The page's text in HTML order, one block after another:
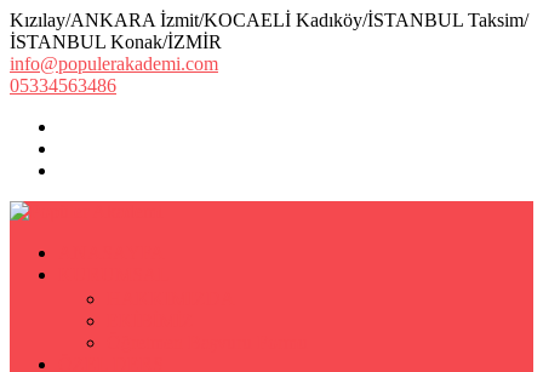
Kızılay/ANKARA İzmit/KOCAELİ Kadıköy/İSTANBUL Taksim/
İSTANBUL Konak/İZMİR
info@populerakademi.com
05334563486